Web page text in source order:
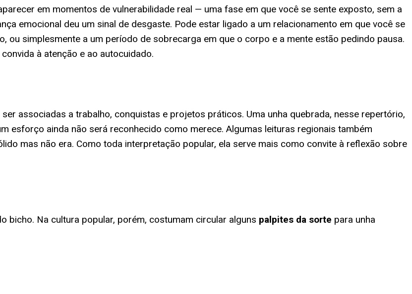
em momentos de vulnerabilidade real — uma fase em que você se sente exposto, sem a
emocional deu um sinal de desgaste. Pode estar ligado a um relacionamento em que você se
ou simplesmente a um período de sobrecarga em que o corpo e a mente estão pedindo pausa.
à atenção e ao autocuidado.
associadas a trabalho, conquistas e projetos práticos. Uma unha quebrada, nesse repertório,
esforço ainda não será reconhecido como merece. Algumas leituras regionais também
mas não era. Como toda interpretação popular, ela serve mais como convite à reflexão sobre
bicho. Na cultura popular, porém, costumam circular alguns palpites da sorte para unha